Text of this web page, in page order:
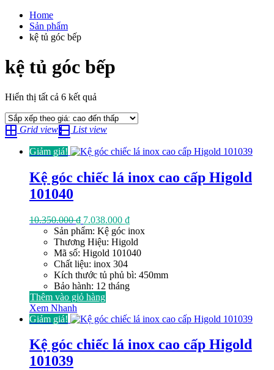
Home
Sản phẩm
kệ tủ góc bếp
kệ tủ góc bếp
Hiển thị tất cả 6 kết quả
xếp
theo
cao
thấp
Grid view List view
Giảm giá!
Kệ góc chiếc lá inox cao cấp Higold
101040
10.350.000₫ Giá
gốc
là:
10.350.000 ₫.
7.038.000 ₫Giá
hiện
tại
là:
Sản phẩm: Kệ góc inox
Thương Hiệu: Higold
Mã số: Higold 101040
Chất liệu: inox 304
Kích thước tủ phủ bì: 450mm
Bảo hành: 12 tháng
Thêm vào giỏ hàng
Xem Nhanh
Giảm giá!
Kệ góc chiếc lá inox cao cấp Higold
101039